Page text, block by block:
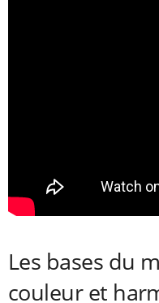
Les bases du
couleur et